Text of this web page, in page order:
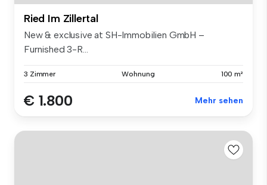
Ried Im Zillertal
New & exclusive at SH-Immobilien GmbH –
Furnished 3-R...
3 Zimmer Wohnung 100 m²
€ 1.800 Mehr sehen